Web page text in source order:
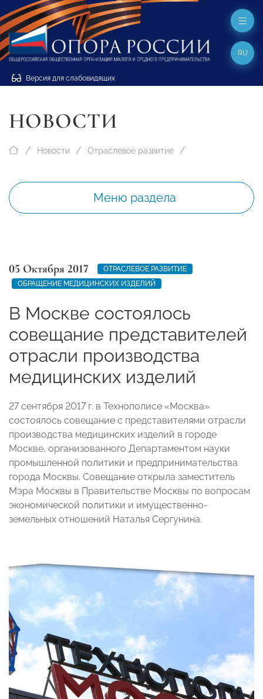
Версия для слабовидящих
RU
НОВОСТИ
Новости Отраслевое развитие
Меню раздела
05 Октября 2017
ОТРАСЛЕВОЕ РАЗВИТИЕ
ОБРАЩЕНИЕ МЕДИЦИНСКИХ ИЗДЕЛИЙ
В Москве состоялось
совещание представителей
отрасли производства
медицинских изделий
27 сентября 2017 г. в Технополисе «Москва»
состоялось совещание с представителями отрасли
производства медицинских изделий в городе
Москве, организованного Департаментом науки
промышленной политики и предпринимательства
города Москвы. Совещание открыла заместитель
Мэра Москвы в Правительстве Москвы по вопросам
экономической политики и имущественно-
земельных отношений Наталья Сергунина.